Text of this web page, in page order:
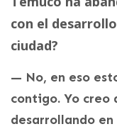
con el
ciudad?
— No, en eso
contigo. Yo creo
desarrollando